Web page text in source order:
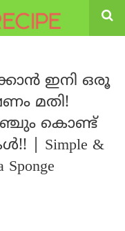
ഇനി ഒരൂ
മതി!
കൊണ്ട്
| Simple &
Sponge